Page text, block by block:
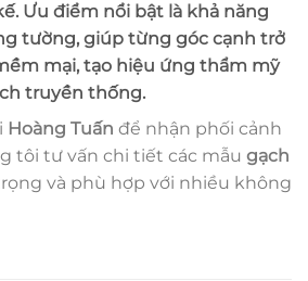
Ưu điểm nổi bật là khả năng
tường, giúp từng góc cạnh trở
mại, tạo hiệu ứng thẩm mỹ
truyền thống.
Hoàng Tuấn để nhận phối cảnh
tôi tư vấn chi tiết các mẫu gạch
và phù hợp với nhiều không